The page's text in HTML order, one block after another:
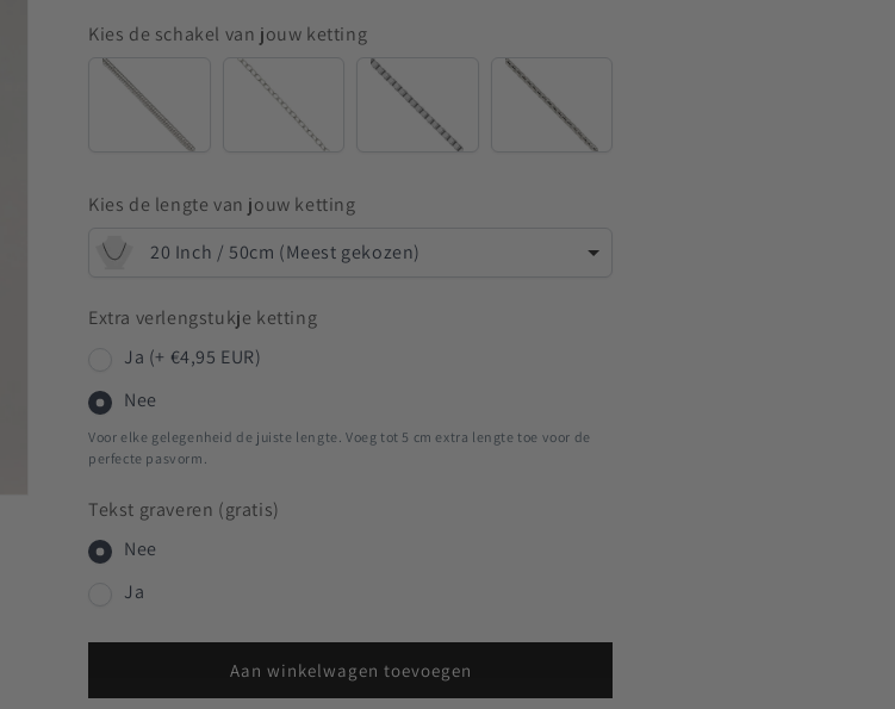
Kies de schakel van jouw ketting
Venetian
Kies de lengte van jouw ketting
20 Inch / 50cm (Meest gekozen)
Extra verlengstukje ketting
Ja (+ €4,95 EUR)
Nee
Voor elke gelegenheid de juiste lengte. Voeg tot 5 cm extra lengte toe voor de
perfecte pasvorm.
Tekst graveren (gratis)
Nee
Ja
Aan winkelwagen toevoegen